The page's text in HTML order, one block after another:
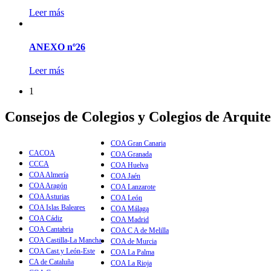
Leer más
ANEXO nº26
Leer más
1
Consejos de Colegios y Colegios de
CACOA
CCCA
COA Almería
COA Aragón
COA Asturias
COA Islas Baleares
COA Cádiz
COA Cantabria
COA Castilla-La Mancha
COA Cast.y León-Este
CA de Cataluña
COA Gran Canaria
COA Granada
COA Huelva
COA Jaén
COA Lanzarote
COA León
COA Málaga
COA Madrid
COA C A de Melilla
COA de Murcia
COA La Palma
COA La Rioja